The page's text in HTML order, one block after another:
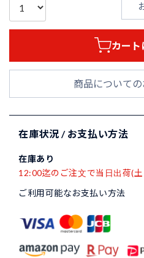
カート
商品について
在庫状況 / お支払い方法
在庫あり
12:00迄のご注文で当日出荷(
ご利用可能なお支払い方法